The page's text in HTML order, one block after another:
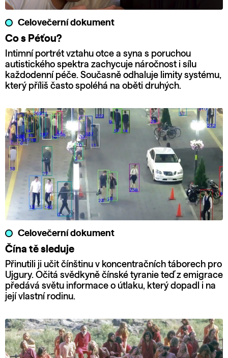
Celovečerní dokument
Co s Péťou?
Intimní portrét vztahu otce a syna s poruchou
autistického spektra zachycuje náročnost i sílu
každodenní péče. Současně odhaluje limity systému,
který příliš často spoléhá na oběti druhých.
Celovečerní dokument
Čína tě sleduje
Přinutili ji učit čínštinu v koncentračních táborech pro
Ujgury. Očitá svědkyně čínské tyranie teď z emigrace
předává světu informace o útlaku, který dopadl i na
její vlastní rodinu.